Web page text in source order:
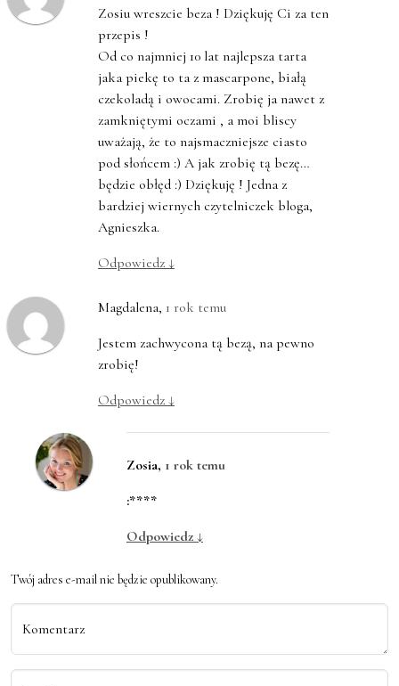
Zosiu wreszcie beza ! Dziękuję Ci za ten
przepis !
Od co najmniej 10 lat najlepsza tarta
jaka piekę to ta z mascarpone, białą
czekoladą i owocami. Zrobię ja nawet z
zamkniętymi oczami , a moi bliscy
uważają, że to najsmaczniejsze ciasto
pod słońcem :) A jak zrobię tą bezę…
będzie obłęd :) Dziękuję ! Jedna z
bardziej wiernych czytelniczek bloga,
Agnieszka.
Odpowiedz ↓
Magdalena, 1 rok temu
Jestem zachwycona tą bezą, na pewno
zrobię!
Odpowiedz ↓
Zosia, 1 rok temu
:****
Odpowiedz ↓
Twój adres e-mail nie będzie opublikowany.
Komentarz